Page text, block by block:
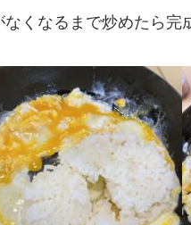
くなるまで炒めたら完